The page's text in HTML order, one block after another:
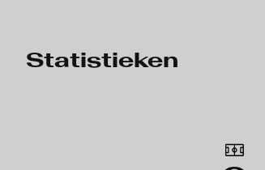
Statistieken